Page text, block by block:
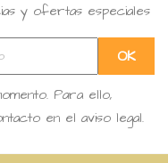
y ofertas especiales
Para ello,
en el aviso legal.